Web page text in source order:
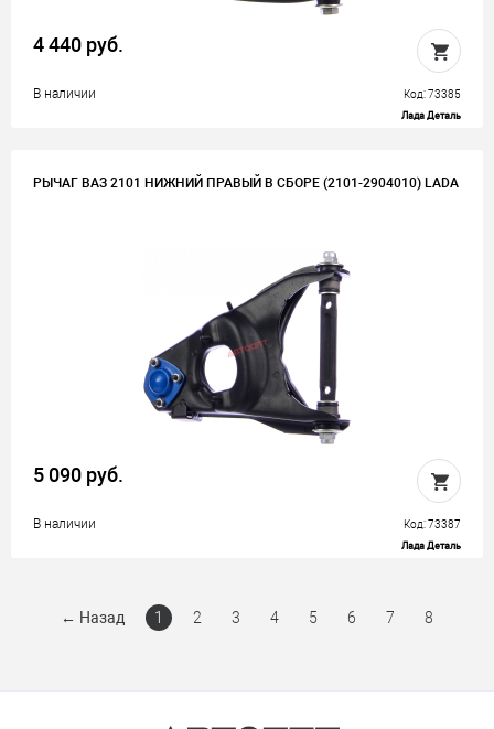
4 440 руб.
В наличии Код: 73385
Лада Деталь
РЫЧАГ ВАЗ 2101 НИЖНИЙ ПРАВЫЙ В СБОРЕ (2101-2904010) LADA
5 090 руб.
В наличии Код: 73387
Лада Деталь
← Назад 1 2 3 4 5 6 7 8